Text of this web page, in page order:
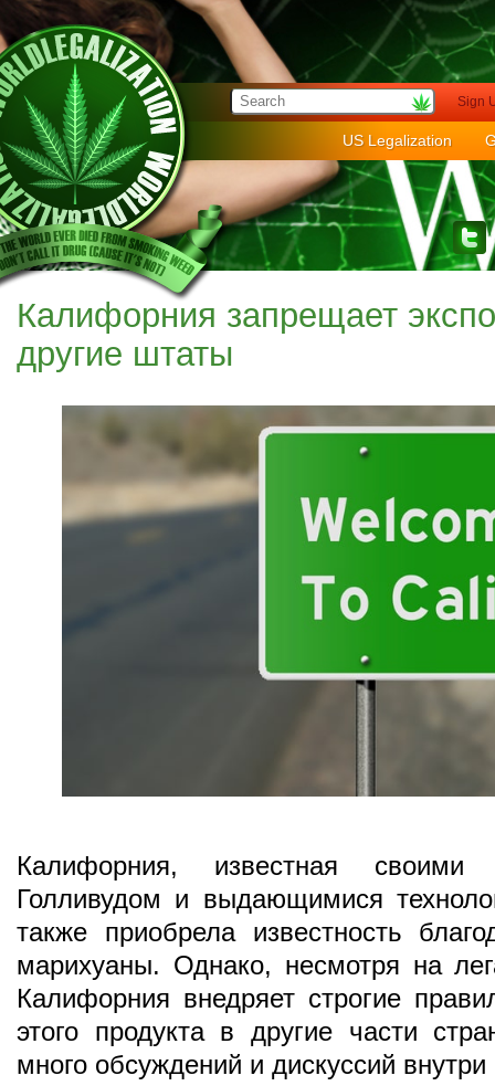
Sign
US Legalization
Калифорния запрещает
другие штаты
Калифорния, известная своими
Голливудом и выдающимися
также приобрела известность
марихуаны. Однако, несмотря на
Калифорния внедряет строгие
этого продукта в другие части
много обсуждений и дискуссий